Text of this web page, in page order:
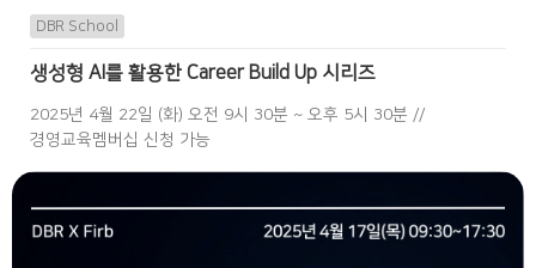
DBR School
생성형 AI를 활용한 Career Build Up 시리즈
2025년 4월 22일 (화) 오전 9시 30분 ~ 오후 5시 30분 //
경영교육멤버십 신청 가능